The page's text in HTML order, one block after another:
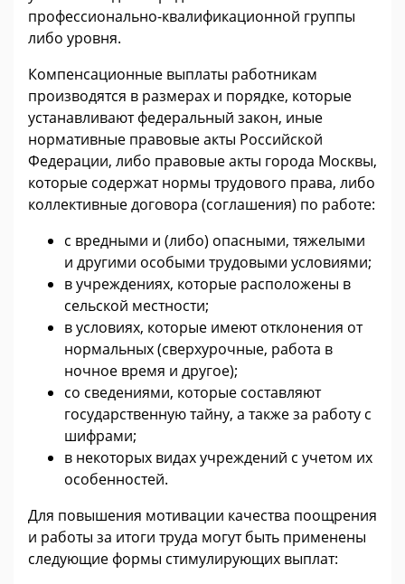
профессионально-квалификационной группы
либо уровня.
Компенсационные выплаты работникам
производятся в размерах и порядке, которые
устанавливают федеральный закон, иные
нормативные правовые акты Российской
Федерации, либо правовые акты города Москвы,
которые содержат нормы трудового права, либо
коллективные договора (соглашения) по работе:
с вредными и (либо) опасными, тяжелыми
и другими особыми трудовыми условиями;
в учреждениях, которые расположены в
сельской местности;
в условиях, которые имеют отклонения от
нормальных (сверхурочные, работа в
ночное время и другое);
со сведениями, которые составляют
государственную тайну, а также за работу с
шифрами;
в некоторых видах учреждений с учетом их
особенностей.
Для повышения мотивации качества поощрения
и работы за итоги труда могут быть применены
следующие формы стимулирующих выплат: